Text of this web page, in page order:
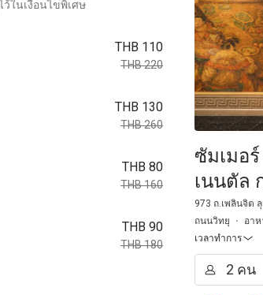
ในเงื่อนไขพิเศษ
THB 110
THB 220
THB 130
THB 260
THB 80
THB 160
THB 90
THB 180
ซัมเมอ
เนนตัล
973 ถ.เพลินจิต
ถนนวิทยุ
อา
เวลาทำการ